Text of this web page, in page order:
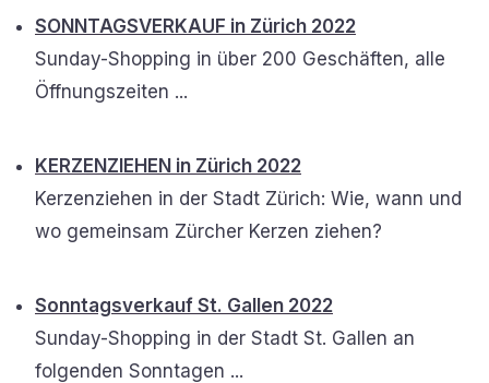
SONNTAGSVERKAUF in Zürich 2022
Sunday-Shopping in über 200 Geschäften, alle
Öffnungszeiten ...
KERZENZIEHEN in Zürich 2022
Kerzenziehen in der Stadt Zürich: Wie, wann und
wo gemeinsam Zürcher Kerzen ziehen?
Sonntagsverkauf St. Gallen 2022
Sunday-Shopping in der Stadt St. Gallen an
folgenden Sonntagen ...